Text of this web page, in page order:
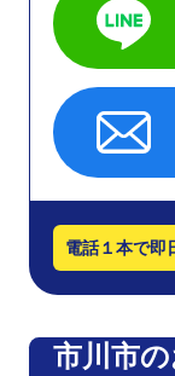
電話１本で即
市川市